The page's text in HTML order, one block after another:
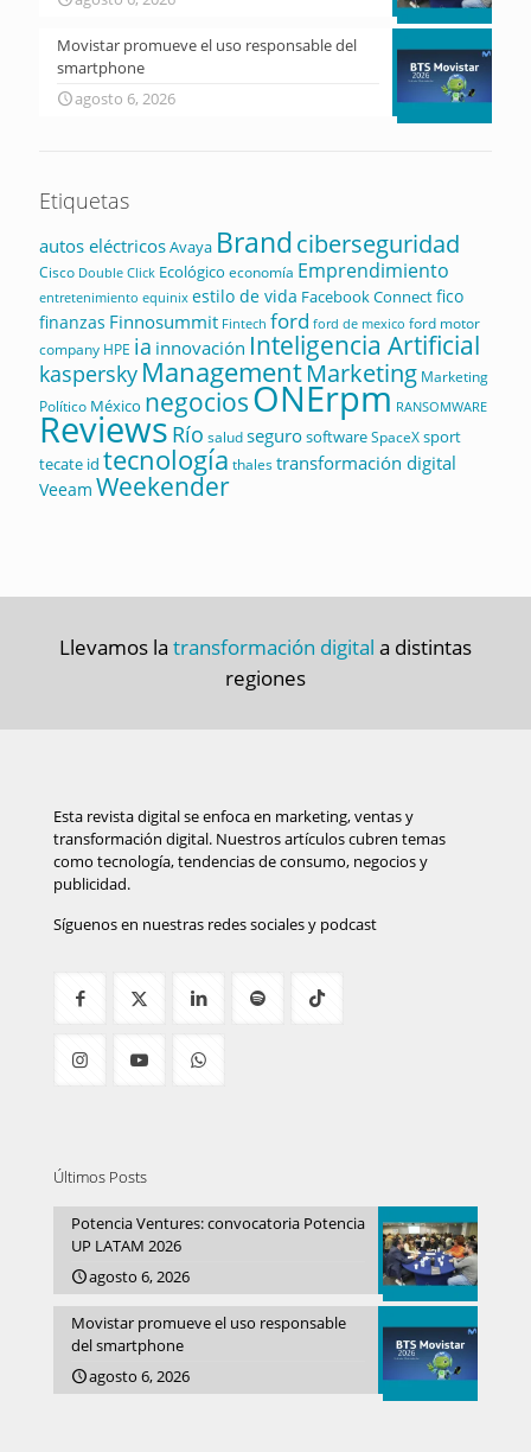
Movistar promueve el uso responsable del
smartphone
agosto 6, 2026
Etiquetas
autos eléctricosAvaya Brandciberseguridad
Cisco Double Click Ecológico economía Emprendimiento
entretenimiento equinix estilo de vida Facebook Connectfico
finanzas Finnosummit Fintech ford ford de mexico ford motor
company HPE ia innovación Inteligencia Artificial
kaspersky ManagementMarketing Marketing
Político México negociosONErpm RANSOMWARE
Reviews Río saludsegurosoftwareSpaceXsport
tecate id tecnología thalestransformación digital
Veeam Weekender
Llevamos la transformación digital a distintas
regiones
Esta revista digital se enfoca en marketing, ventas y
transformación digital. Nuestros artículos cubren temas
como tecnología, tendencias de consumo, negocios y
publicidad.
Síguenos en nuestras redes sociales y podcast
Últimos Posts
Potencia Ventures: convocatoria Potencia
UP LATAM 2026
agosto 6, 2026
Movistar promueve el uso responsable
del smartphone
agosto 6, 2026